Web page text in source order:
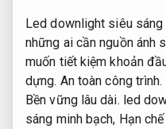
Led downlight siêu
những ai cần nguồn ánh
muốn tiết kiệm khoản
dựng. An toàn công trình.
Bền vững lâu dài. led
sáng minh bạch, Hạn